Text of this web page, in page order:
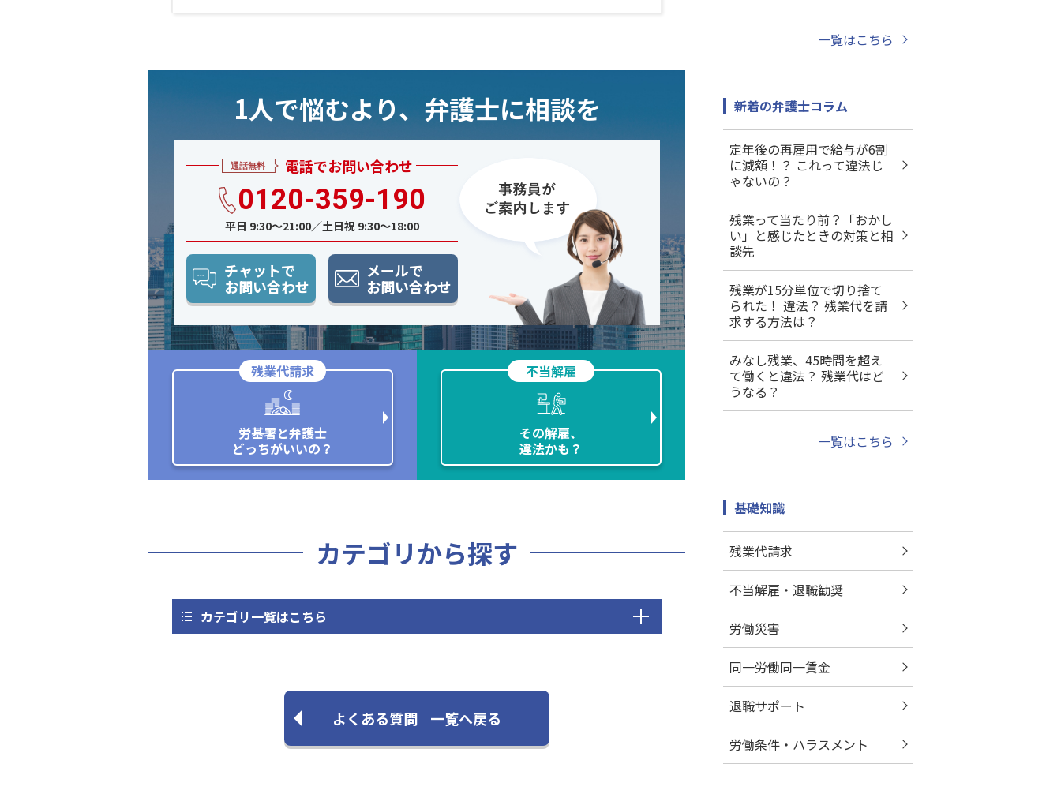
1人で悩むより、弁護士に相談を
電話でお問い合わせ
0120-359-190
平日 9:30〜21:00／土日祝 9:30〜18:00
チャットで
お問い合わせ
メールで
お問い合わせ
残業代請求
労基署と弁護士
どっちがいいの？
不当解雇
その解雇、
違法かも？
カテゴリから探す
カテゴリ一覧はこちら
よくある質問 一覧へ戻る
一覧はこちら
新着の弁護士コラム
定年後の再雇用で給与が6割
に減額！？ これって違法じ
ゃないの？
残業って当たり前？「おかし
い」と感じたときの対策と相
談先
残業が15分単位で切り捨て
られた！ 違法？ 残業代を請
求する方法は？
みなし残業、45時間を超え
て働くと違法？ 残業代はど
うなる？
一覧はこちら
基礎知識
残業代請求
不当解雇・退職勧奨
労働災害
同一労働同一賃金
退職サポート
労働条件・ハラスメント